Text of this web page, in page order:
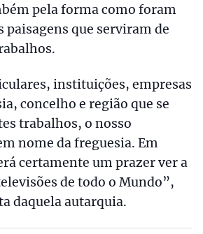
pela forma como foram
paisagens que serviram de
instituições, empresas
concelho e região que se
trabalhos, o nosso
nome da freguesia. Em
certamente um prazer ver a
de todo o Mundo”,
daquela autarquia.